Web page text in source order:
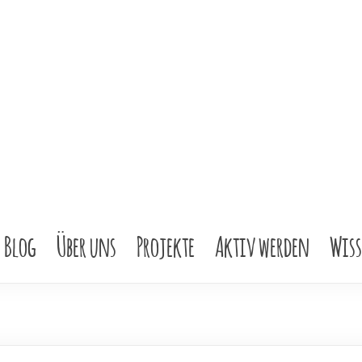
Blog Über uns Projekte Aktiv werden